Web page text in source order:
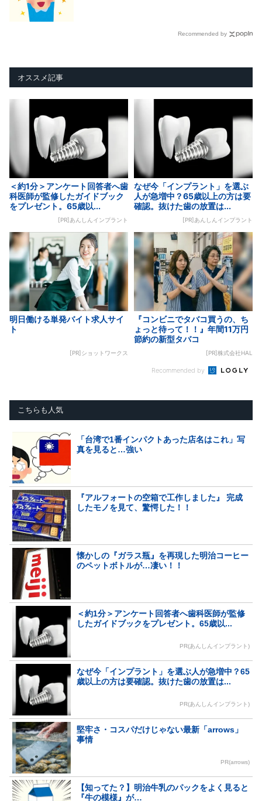
Recommended by
オススメ記事
＜約1分＞アンケート回答者へ歯
科医師が監修したガイドブック
をプレゼント。65歳以...
[PR]あんしんインプラント
なぜ今「インプラント」を選ぶ
人が急増中？65歳以上の方は要
確認。抜けた歯の放置は...
[PR]あんしんインプラント
明日働ける単発バイト求人サイ
ト
[PR]ショットワークス
『コンビニでタバコ買うの、ち
ょっと待って！！』年間11万円
節約の新型タバコ
[PR]株式会社HAL
Recommended by
こちらも人気
「台湾で1番インパクトあった店名はこれ」写
真を見ると…強い
『アルフォートの空箱で工作しました』 完成
したモノを見て、驚愕した！！
懐かしの『ガラス瓶』を再現した明治コーヒー
のペットボトルが…凄い！！
＜約1分＞アンケート回答者へ歯科医師が監修
したガイドブックをプレゼント。65歳以...
PR(あんしんインプラント)
なぜ今「インプラント」を選ぶ人が急増中？65
歳以上の方は要確認。抜けた歯の放置は...
PR(あんしんインプラント)
堅牢さ・コスパだけじゃない最新「arrows」
事情
PR(arrows)
【知ってた？】明治牛乳のパックをよく見ると
『牛の模様』が…